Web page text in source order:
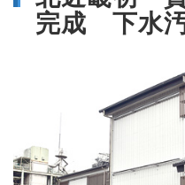
完成 下水